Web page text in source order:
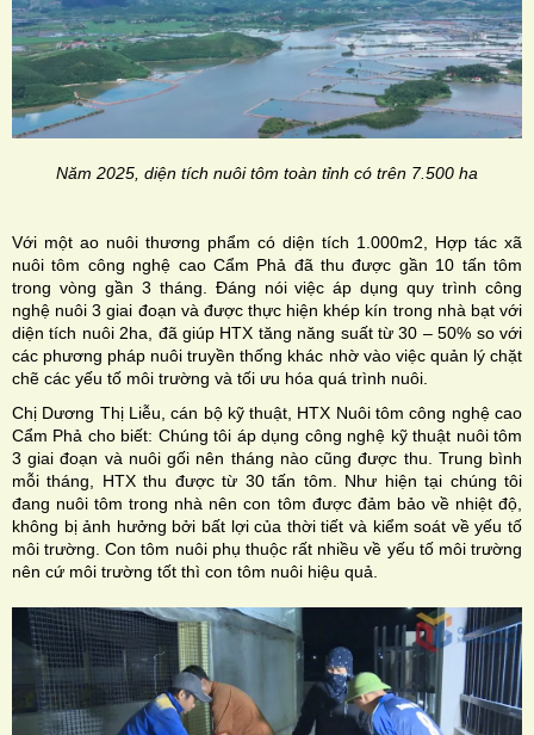
Năm 2025, diện tích nuôi tôm toàn tỉnh có trên 7.500 ha
Với một ao nuôi thương phẩm có diện tích 1.000m2, Hợp tác xã
nuôi tôm công nghệ cao Cẩm Phả đã thu được gần 10 tấn tôm
trong vòng gần 3 tháng. Đáng nói việc áp dụng quy trình công
nghệ nuôi 3 giai đoạn và được thực hiện khép kín trong nhà bạt với
diện tích nuôi 2ha, đã giúp HTX tăng năng suất từ 30 – 50% so với
các phương pháp nuôi truyền thống khác nhờ vào việc quản lý chặt
chẽ các yếu tố môi trường và tối ưu hóa quá trình nuôi.
Chị Dương Thị Liễu, cán bộ kỹ thuật, HTX Nuôi tôm công nghệ cao
Cẩm Phả cho biết: Chúng tôi áp dụng công nghệ kỹ thuật nuôi tôm
3 giai đoạn và nuôi gối nên tháng nào cũng được thu. Trung bình
mỗi tháng, HTX thu được từ 30 tấn tôm. Như hiện tại chúng tôi
đang nuôi tôm trong nhà nên con tôm được đảm bảo về nhiệt độ,
không bị ảnh hưởng bởi bất lợi của thời tiết và kiểm soát về yếu tố
môi trường. Con tôm nuôi phụ thuộc rất nhiều về yếu tố môi trường
nên cứ môi trường tốt thì con tôm nuôi hiệu quả.